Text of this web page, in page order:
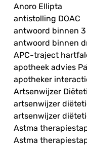
Anoro Ellipta
antistolling DOAC
antwoord binnen
antwoord binnen
APC-traject
apotheek advies
apotheker
Artsenwijzer
artsenwijzer
artsenwijzer
Astma
Astma